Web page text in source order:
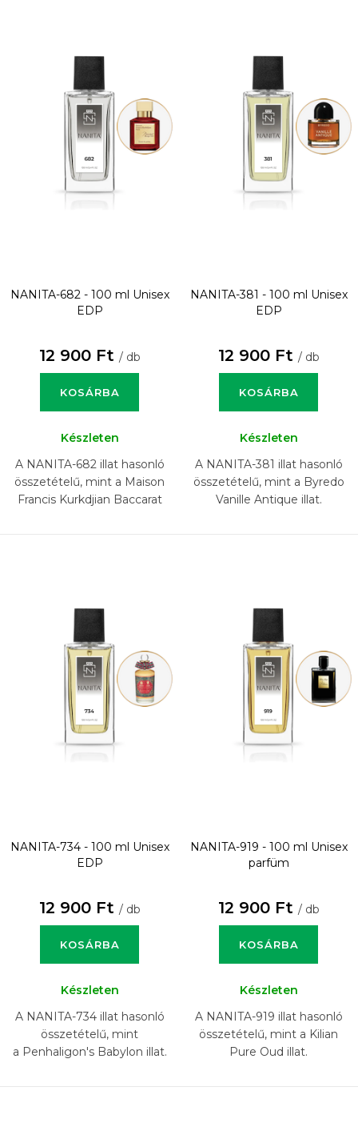
NANITA-682 - 100 ml Unisex
EDP
12 900 Ft / db
KOSÁRBA
Készleten
A NANITA-682 illat hasonló
összetételű, mint a Maison
Francis Kurkdjian Baccarat
NANITA-381 - 100 ml Unisex
EDP
12 900 Ft / db
KOSÁRBA
Készleten
A NANITA-381 illat hasonló
összetételű, mint a Byredo
Vanille Antique illat.
NANITA-734 - 100 ml Unisex
EDP
12 900 Ft / db
KOSÁRBA
Készleten
A NANITA-734 illat hasonló
összetételű, mint
a Penhaligon's Babylon illat.
NANITA-919 - 100 ml Unisex
parfüm
12 900 Ft / db
KOSÁRBA
Készleten
A NANITA-919 illat hasonló
összetételű, mint a Kilian
Pure Oud illat.